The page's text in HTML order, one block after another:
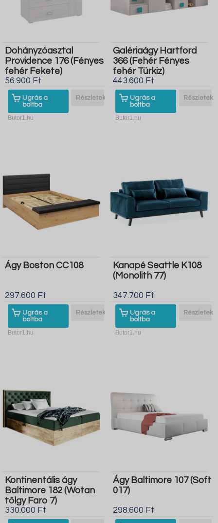
Dohányzóasztal
Providence 176 (Fényes
fehér Fekete)
56.900 Ft
Ugrás a
boltba
Részletek
Butor1.hu
Galériaágy Hartford
366 (Fehér Fényes
fehér Türkiz)
443.600 Ft
Ugrás a
boltba
Részletek
Butor1.hu
Ágy Boston CC108
297.600 Ft
Ugrás a
boltba
Részletek
Butor1.hu
Kanapé Seattle K108
(Monolith 77)
347.700 Ft
Ugrás a
boltba
Részletek
Butor1.hu
Kontinentális ágy
Baltimore 182 (Wotan
tölgy Faro 7)
330.000 Ft
Ágy Baltimore 107 (Soft
017)
298.600 Ft